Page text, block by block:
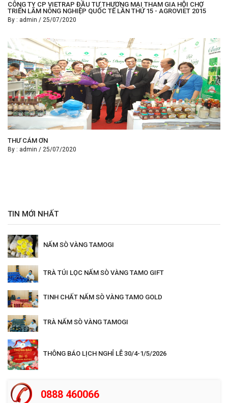
CÔNG TY CP VIETRAP ĐẦU TƯ THƯƠNG MẠI THAM GIA HỘI CHỢ
TRIỂN LÃM NÔNG NGHIỆP QUỐC TẾ LẦN THỨ 15 - AGROVIET 2015
By : admin / 25/07/2020
THƯ CÁM ƠN
By : admin / 25/07/2020
TIN MỚI NHẤT
NẤM SÒ VÀNG TAMOGI
TRÀ TÚI LỌC NẤM SÒ VÀNG TAMO GIFT
TINH CHẤT NẤM SÒ VÀNG TAMO GOLD
TRÀ NẤM SÒ VÀNG TAMOGI
THÔNG BÁO LỊCH NGHỈ LỄ 30/4-1/5/2026
0888 460066